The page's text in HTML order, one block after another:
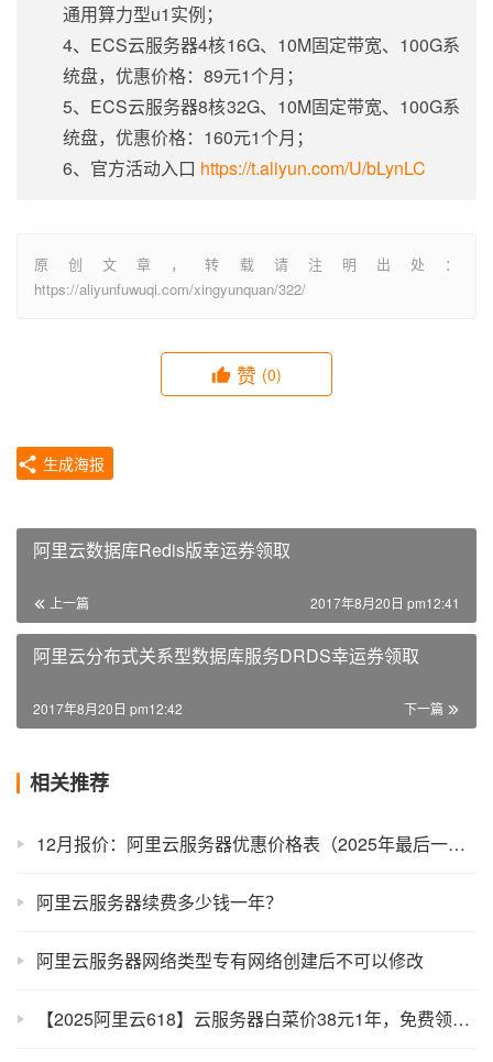
通用算力型u1实例；
4、ECS云服务器4核16G、10M固定带宽、100G系
统盘，优惠价格：89元1个月；
5、ECS云服务器8核32G、10M固定带宽、100G系
统盘，优惠价格：160元1个月；
6、官方活动入口 https://t.aliyun.com/U/bLynLC
原创文章，转载请注明出处：
https://aliyunfuwuqi.com/xingyunquan/322/
赞 (0)
生成海报
阿里云数据库Redis版幸运券领取
上一篇 2017年8月20日 pm12:41
阿里云分布式关系型数据库服务DRDS幸运券领取
下一篇
2017年8月20日 pm12:42
相关推荐
12月报价：阿里云服务器优惠价格表（2025年最后一个月）
阿里云服务器续费多少钱一年？
阿里云服务器网络类型专有网络创建后不可以修改
【2025阿里云618】云服务器白菜价38元1年，免费领1728元优惠券+折扣券